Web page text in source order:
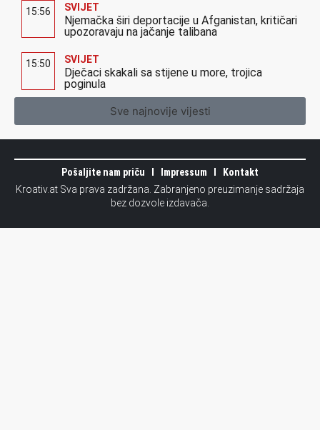
15:56 SVIJET
Njemačka širi deportacije u Afganistan, kritičari
upozoravaju na jačanje talibana
15:50 SVIJET
Dječaci skakali sa stijene u more, trojica
poginula
Sve najnovije vijesti
Pošaljite nam priču Impressum
Kontakt
Kroativ.at Sva prava zadržana. Zabranjeno preuzimanje sadržaja
bez dozvole izdavača.